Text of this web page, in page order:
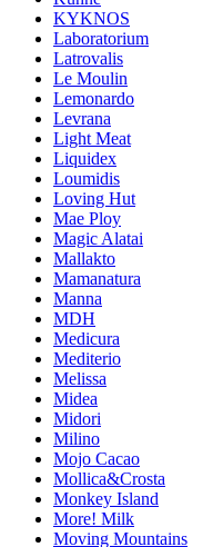
KYKNOS
Laboratorium
Latrovalis
Le Moulin
Lemonardo
Levrana
Light Meat
Liquidex
Loumidis
Loving Hut
Mae Ploy
Magic Alatai
Mallakto
Mamanatura
Manna
MDH
Medicura
Mediterio
Melissa
Midea
Midori
Milino
Mojo Cacao
Mollica&Crosta
Monkey Island
More! Milk
Moving Mountains